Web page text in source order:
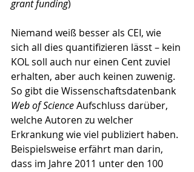
grant funding)
Niemand weiß besser als CEI, wie
sich all dies quantifizieren lässt – kein
KOL soll auch nur einen Cent zuviel
erhalten, aber auch keinen zuwenig.
So gibt die Wissenschaftsdatenbank
Web of Science Aufschluss darüber,
welche Autoren zu welcher
Erkrankung wie viel publiziert haben.
Beispielsweise erfährt man darin,
dass im Jahre 2011 unter den 100